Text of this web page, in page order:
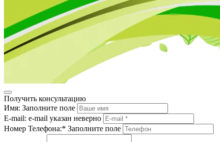
Получить консультацию
Имя: Заполните поле
E-mail: e-mail указан неверно
Номер Телефона:* Заполните поле